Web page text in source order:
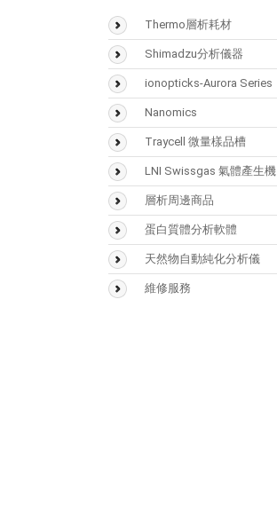
Thermo層析耗材
BioLC Column
SMART Digest Kit
CX-1 pH Gradient
Buffer
固相萃取匣
樣品瓶
Accucore
Acclaim
Hypersil GOLD
Shimadzu分析儀器
氣相層析儀(GC)
氣相層析質譜儀
(GCMS)
液相層析儀(LC)
液相層析質譜
(LCMS)
光學類儀器
(UV/FTIR/RF)
分析儀器 > 天平
ionopticks-Aurora Series
Nanomics
Traycell 微量樣品槽
LNI Swissgas 氣體產生機
層析周邊商品
Vaplock
蛋白質體分析軟體
Mascot
Biognosys
天然物自動純化分析儀
Sepbox Systems –
維修服務